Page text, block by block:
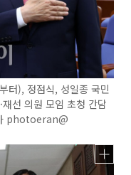
터), 정점식, 성일종 국민
선 의원 모임 초청 간담
photoeran@